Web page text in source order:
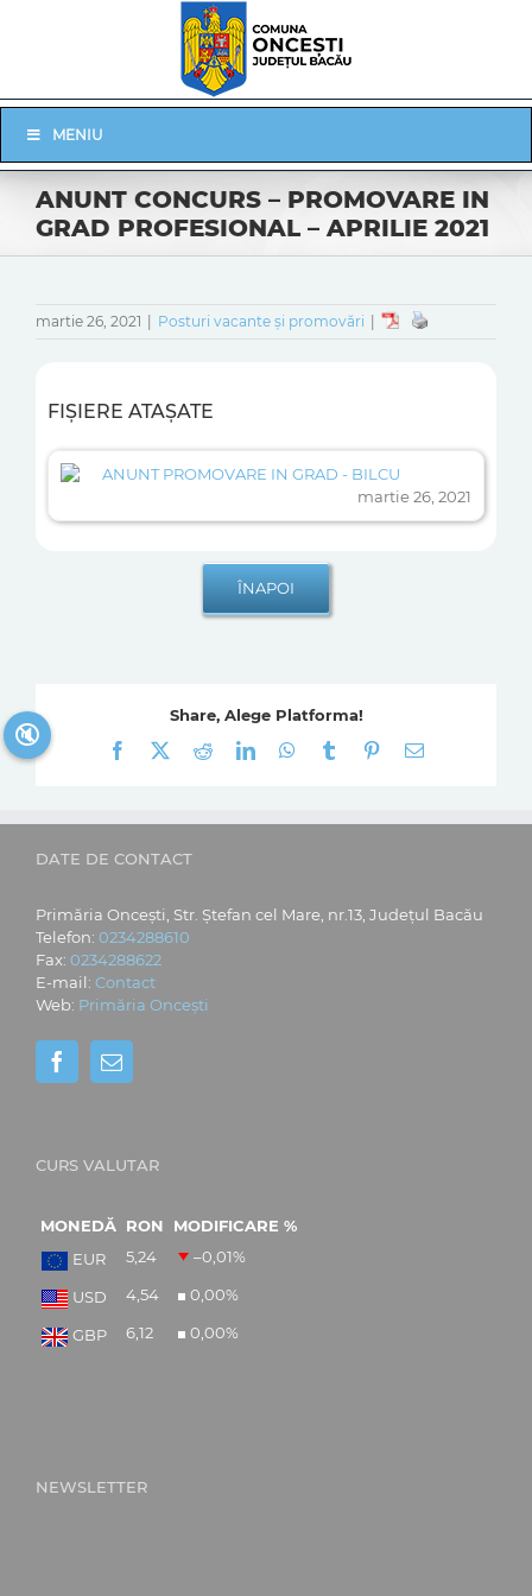
Navigation
MENIU
ANUNT CONCURS – PROMOVARE IN
GRAD PROFESIONAL – APRILIE 2021
martie 26, 2021 Posturi vacante și promovări
FIȘIERE ATAȘATE
ANUNT PROMOVARE IN GRAD - BILCU
martie 26, 2021
Share, Alege Platforma!
Facebook
RedditLinkedInWhatsApp
Tumblr Pinterest
E-
DATE DE CONTACT
Primăria Oncești, Str. Ștefan cel Mare, nr.13, Județul Bacău
Telefon: 0234288610
Fax: 0234288622
E-mail: Contact
Web: Primăria Oncești
CURS VALUTAR
MONEDĂ RON
MODIFICARE %
EUR
5,24 –0,01%
USD 4,54 0,00%
GBP 6,12 0,00%
NEWSLETTER
🔇